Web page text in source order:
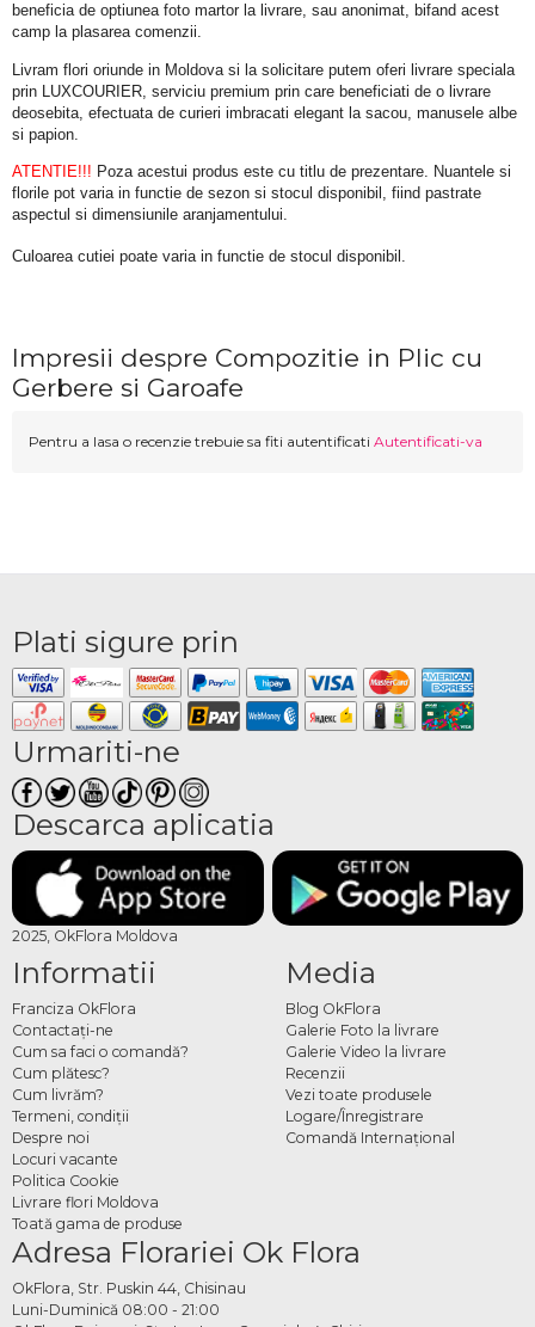
beneficia de optiunea foto martor la livrare, sau anonimat, bifand acest
camp la plasarea comenzii.
Livram flori oriunde in Moldova si la solicitare putem oferi livrare speciala
prin LUXCOURIER, serviciu premium prin care beneficiati de o livrare
deosebita, efectuata de curieri imbracati elegant la sacou, manusele albe
si papion.
ATENTIE!!! Poza acestui produs este cu titlu de prezentare. Nuantele si
florile pot varia in functie de sezon si stocul disponibil, fiind pastrate
aspectul si dimensiunile aranjamentului.
Culoarea cutiei poate varia in functie de stocul disponibil.
Impresii despre Compozitie in Plic cu
Gerbere si Garoafe
Pentru a lasa o recenzie trebuie sa fiti autentificati Autentificati-va
Plati sigure prin
Urmariti-ne
Descarca aplicatia
2025, OkFlora Moldova
Informatii
Franciza OkFlora
Contactaţi-ne
Cum sa faci o comandă?
Cum plătesc?
Cum livrăm?
Termeni, condiţii
Despre noi
Locuri vacante
Politica Cookie
Livrare flori Moldova
Toată gama de produse
Media
Blog OkFlora
Galerie Foto la livrare
Galerie Video la livrare
Recenzii
Vezi toate produsele
Logare/Înregistrare
Comandă Internațional
Adresa Florariei Ok Flora
OkFlora, Str. Puskin 44, Chisinau
Luni-Duminică 08:00 - 21:00